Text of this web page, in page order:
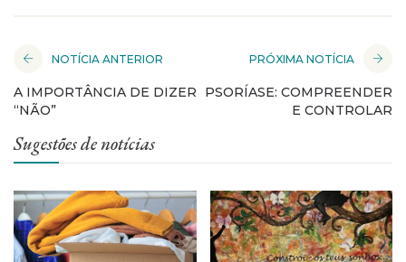
NOTÍCIA ANTERIOR
A IMPORTÂNCIA DE DIZER
“NÃO”
PRÓXIMA NOTÍCIA
PSORÍASE: COMPREENDER
E CONTROLAR
Sugestões de notícias